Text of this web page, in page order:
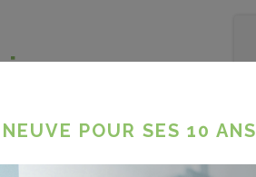
» ?
l’Immobilier sur le
POUR SES 10